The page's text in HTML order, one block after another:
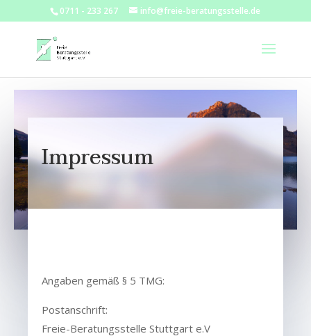
0711 - 233 267 info@freie-beratungsstelle.de
Impressum
Angaben gemäß § 5 TMG:
Postanschrift:
Freie-Beratungsstelle Stuttgart e.V